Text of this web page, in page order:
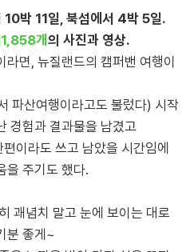
10박 11일, 북섬에서 4박 5일.
개 의 사진과 영상.
면, 뉴질랜드의 캠퍼밴 여행이
파산여행이라고도 불렀다) 시작
경험과 결과물을 남겼고
이라도 쓰고 남았을 시간임에
을 주기도 했다.
괘념치 말고 눈에 보이는 대로
분 좋게~